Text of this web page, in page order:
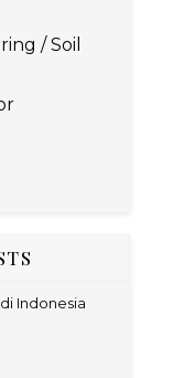
/ Soil
Indonesia